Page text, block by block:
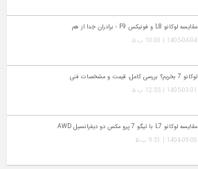
مقایسه لوکانو L8 و فونیکس F9 ؛ برادران جدا از هم
1405-04-04 | 10:00 ب.ظ
لوکانو 7 بخریم؟ بررسی کامل، قیمت و مشخصات فنی
1405-03-01 | 12:55 ب.ظ
مقایسه لوکانو L7 با تیگو 7 پرو مکس دو دیفرانسیل AWD
1404-09-06 | 9:51 ب.ظ